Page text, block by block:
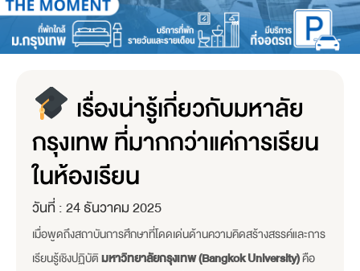
เรื่องน่ารู้เกี่ยวกับมหาลัย
กรุงเทพ ที่มากกว่าแค่การเรียน
ในห้องเรียน
วันที่ :24 ธันวาคม 2025
เมื่อพูดถึงสถาบันการศึกษาที่โดดเด่นด้านความคิดสร้างสรรค์และการ
เรียนรู้เชิงปฏิบัติมหาวิทยาลัยกรุงเทพ (Bangkok University)คือ